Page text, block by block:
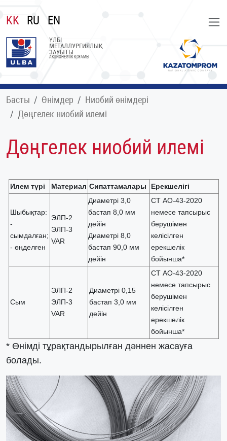
KK RU EN
ҮЛБІ
МЕТАЛЛУРГИЯЛЫҚ
ЗАУЫТЫ
АКЦИОНЕРЛІК ҚОҒАМЫ
Басты Өнімдер
Ниобий өнімдері
Дөңгелек ниобий илемі
Дөңгелек ниобий илемі
Илем түрі Материал Сипаттамалары Ерекшелігі
Шыбықтар:
-
сымдалған;
- өңделген
ЭЛП-2
ЭЛП-3
VAR
Диаметрі 3,0
бастап 8,0 мм
дейін
Диаметрі 8,0
бастап 90,0 мм
дейін
СТ АО-43-2020
немесе тапсырыс
берушімен
келісілген
ерекшелік
бойынша*
Сым
ЭЛП-2
ЭЛП-3
VAR
Диаметрі 0,15
бастап 3,0 мм
дейін
СТ АО-43-2020
немесе тапсырыс
берушімен
келісілген
ерекшелік
бойынша*
* Өнімді тұрақтандырылған дәннен жасауға
болады.